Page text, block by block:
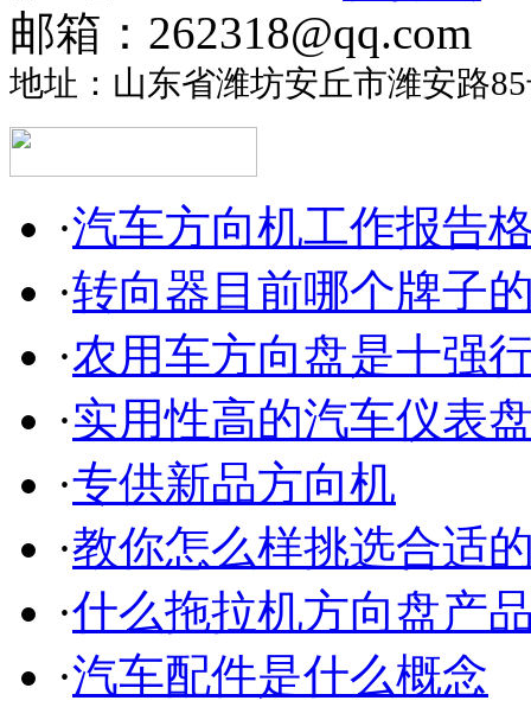
邮箱：262318@qq.com
地址：山东省潍坊安丘市潍安路
·汽车方向机工作报告
·转向器目前哪个牌子
·农用车方向盘是十强
·实用性高的汽车仪表
·专供新品方向机
·教你怎么样挑选合适
·什么拖拉机方向盘产
·汽车配件是什么概念